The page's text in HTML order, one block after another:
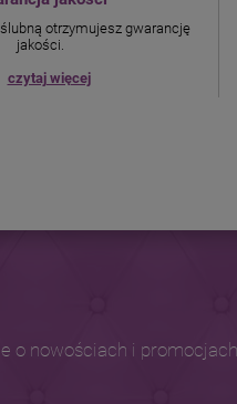
otrzymujesz gwarancję
jakości.
czytaj więcej
o nowościach i promocjach.